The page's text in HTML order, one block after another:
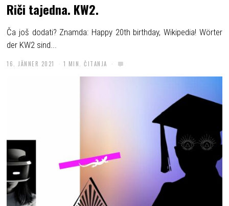
Riči tajedna. KW2.
Ča još dodati? Znamda: Happy 20th birthday, Wikipedia! Wörter
der KW2 sind...
16. JÄNNER 2021 1 MIN. ČITANJA